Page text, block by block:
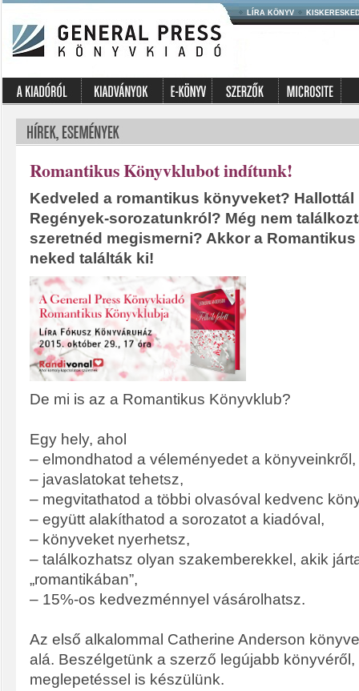
LÍRA KÖNYV
Romantikus Könyvklubot indítunk!
Kedveled a romantikus könyveket? Hallottál
Regények-sorozatunkról? Még nem
szeretnéd megismerni? Akkor a
neked találták ki!
De mi is az a Romantikus Könyvklub?
Egy hely, ahol
– elmondhatod a véleményedet a könyveinkről,
– javaslatokat tehetsz,
– megvitathatod a többi olvasóval kedvenc
– együtt alakíthatod a sorozatot a kiadóval,
– könyveket nyerhetsz,
– találkozhatsz olyan szakemberekkel, akik
„romantikában”,
– 15%-os kedvezménnyel vásárolhatsz.
Az első alkalommal Catherine Anderson
alá. Beszélgetünk a szerző legújabb
meglepetéssel is készülünk.